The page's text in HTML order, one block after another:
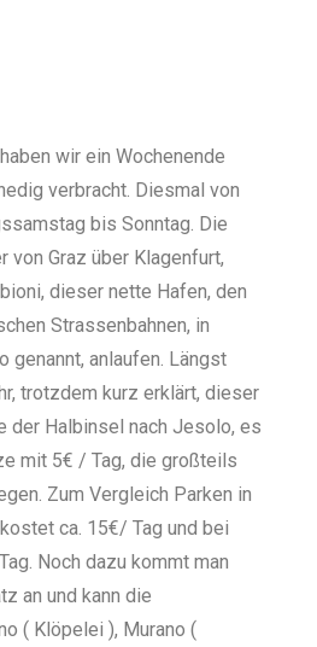
wir ein Wochenende
verbracht. Diesmal von
bis Sonntag. Die
von Graz über Klagenfurt,
dieser nette Hafen, den
Strassenbahnen, in
genannt, anlaufen. Längst
trotzdem kurz erklärt, dieser
der Halbinsel nach Jesolo, es
mit 5€ / Tag, die großteils
Zum Vergleich Parken in
ca. 15€/ Tag und bei
Noch dazu kommt man
an und kann die
( Klöpelei ), Murano (